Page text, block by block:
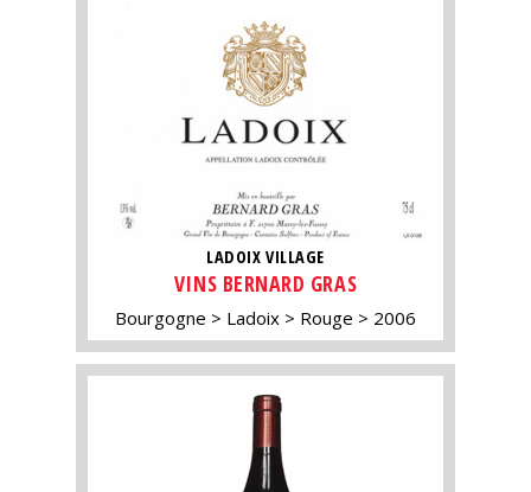
LADOIX VILLAGE
VINS BERNARD GRAS
Bourgogne Ladoix Rouge 2006